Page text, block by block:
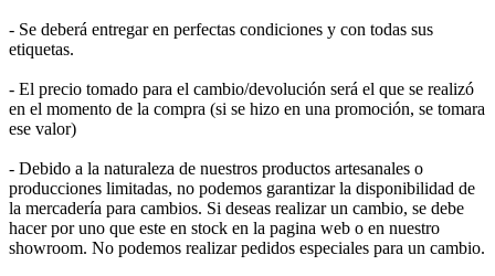
- Se deberá entregar en perfectas condiciones y con todas sus
etiquetas.
- El precio tomado para el cambio/devolución será el que se realizó
en el momento de la compra (si se hizo en una promoción, se tomara
ese valor)
- Debido a la naturaleza de nuestros productos artesanales o
producciones limitadas, no podemos garantizar la disponibilidad de
la mercadería para cambios. Si deseas realizar un cambio, se debe
hacer por uno que este en stock en la pagina web o en nuestro
showroom. No podemos realizar pedidos especiales para un cambio.